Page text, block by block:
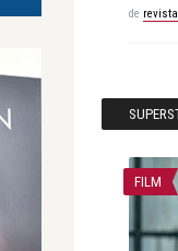
de
FILM